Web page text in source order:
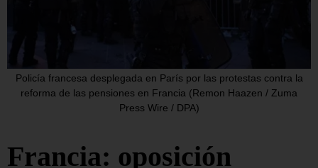
Policía francesa desplegada en París por las protestas contra la
reforma de las pensiones en Francia (Remon Haazen / Zuma
Press Wire / DPA)
Francia: oposición